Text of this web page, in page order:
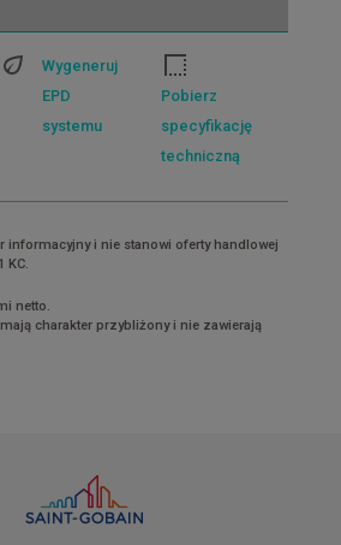
Wygeneruj
EPD
systemu
Pobierz
specyfikację
techniczną
informacyjny i nie stanowi oferty handlowej
KC.
netto.
mają charakter przybliżony i nie zawierają